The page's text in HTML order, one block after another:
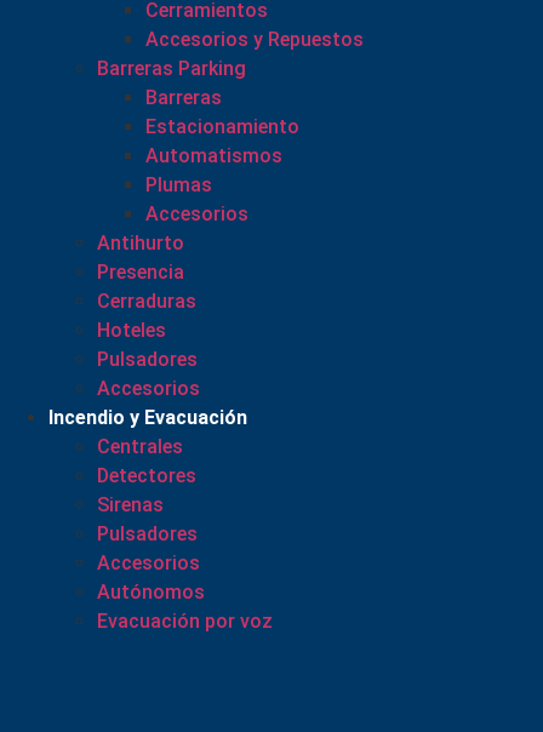
Cerramientos
Accesorios y Repuestos
Barreras Parking
Barreras
Estacionamiento
Automatismos
Plumas
Accesorios
Antihurto
Presencia
Cerraduras
Hoteles
Pulsadores
Accesorios
Incendio y Evacuación
Centrales
Detectores
Sirenas
Pulsadores
Accesorios
Autónomos
Evacuación por voz